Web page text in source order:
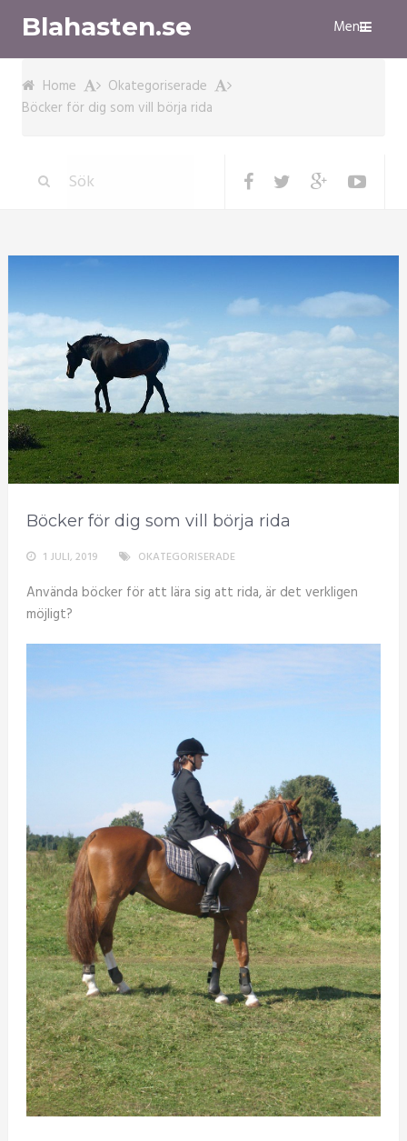
Blahasten.se Menu
Home
Okategoriserade
Böcker för dig som vill börja rida
Böcker för dig som vill börja rida
1 JULI, 2019 OKATEGORISERADE
Använda böcker för att lära sig att rida, är det verkligen
möjligt?